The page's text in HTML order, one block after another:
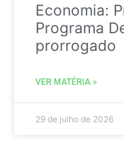
Economia:
Programa
prorrogado
VER MATÉRIA »
29 de julho de 2026